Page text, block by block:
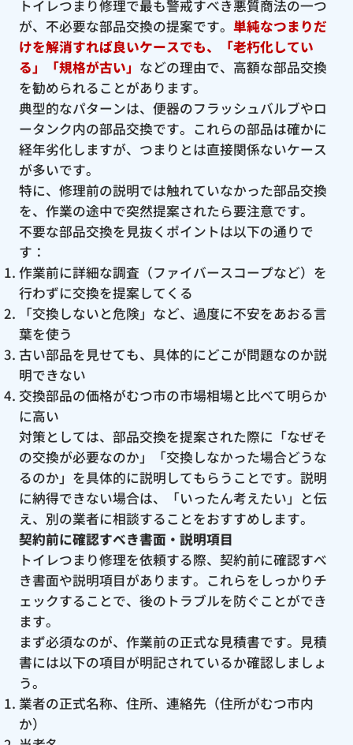
トイレつまり修理で最も警戒すべき悪質商法の一つ
が、不必要な部品交換の提案です。 単純なつまりだ
けを解消すれば良いケースでも、「老朽化してい
る」「規格が古い」 などの理由で、高額な部品交換
を勧められることがあります。
典型的なパターンは、便器のフラッシュバルブやロ
ータンク内の部品交換です。これらの部品は確かに
経年劣化しますが、つまりとは直接関係ないケース
が多いです。
特に、修理前の説明では触れていなかった部品交換
を、作業の途中で突然提案されたら要注意です。
不要な部品交換を見抜くポイントは以下の通りで
す：
作業前に詳細な調査（ファイバースコープなど）を
行わずに交換を提案してくる
「交換しないと危険」など、過度に不安をあおる言
葉を使う
古い部品を見せても、具体的にどこが問題なのか説
明できない
交換部品の価格がむつ市の市場相場と比べて明らか
に高い
対策としては、部品交換を提案された際に「なぜそ
の交換が必要なのか」「交換しなかった場合どうな
るのか」を具体的に説明してもらうことです。説明
に納得できない場合は、「いったん考えたい」と伝
え、別の業者に相談することをおすすめします。
契約前に確認すべき書面・説明項目
トイレつまり修理を依頼する際、契約前に確認すべ
き書面や説明項目があります。これらをしっかりチ
ェックすることで、後のトラブルを防ぐことができ
ます。
まず必須なのが、作業前の正式な見積書です。見積
書には以下の項目が明記されているか確認しましょ
う。
業者の正式名称、住所、連絡先（住所がむつ市内
か）